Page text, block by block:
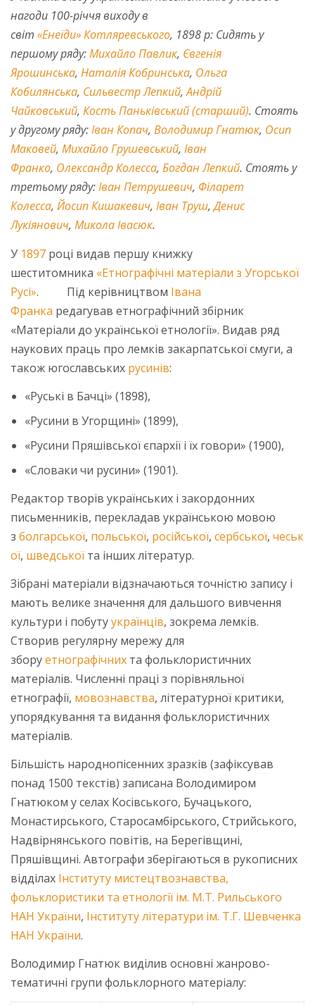
нагоди 100-річчя виходу в
світ «Енеїди»Котляревського, 1898 р: Сидять у
першому ряду:Михайло Павлик, Євгенія
Ярошинська, Наталія Кобринська, Ольга
Кобилянська, Сильвестр Лепкий, Андрій
Чайковський, Кость Паньківський (старший). Стоять
у другому ряду:Іван Копач, Володимир Гнатюк, Осип
Маковей, Михайло Грушевський, Іван
Франко, Олександр Колесса, Богдан Лепкий. Стоять у
третьому ряду:Іван Петрушевич, Філарет
Колесса, Йосип Кишакевич, Іван Труш, Денис
Лукіянович, Микола Івасюк.
У 1897 році видав першу книжку
шеститомника «Етнографічні матеріали з Угорської
Русі». Під керівництвом Івана
Франка редагував етнографічний збірник
«Матеріали до української етнології». Видав ряд
наукових праць про лемків закарпатської смуги, а
також югославських русинів:
«Руські в Бачці» (1898),
«Русини в Угорщині» (1899),
«Русини Пряшівської єпархії і їх говори» (1900),
«Словаки чи русини» (1901).
Редактор творів українських і закордонних
письменників, перекладав українською мовою
з болгарської, польської, російської, сербської, чеськ
ої, шведської та інших літератур.
Зібрані матеріали відзначаються точністю запису і
мають велике значення для дальшого вивчення
культури і побутуукраїнців, зокрема лемків.
Створив регулярну мережу для
зборуетнографічних та фольклористичних
матеріалів. Численні праці з порівняльної
етнографії, мовознавства, літературної критики,
упорядкування та видання фольклористичних
матеріалів.
Більшість народнопісенних зразків (зафіксував
понад 1500 текстів) записана Володимиром
Гнатюком у селах Косівського, Бучацького,
Монастирського, Старосамбірського, Стрийського,
Надвірнянського повітів, на Берегівщині,
Пряшівщині. Автографи зберігаються в рукописних
відділах Інституту мистецтвознавства,
фольклористики та етнології ім. М.Т. Рильського
НАН України, Інституту літератури ім. Т.Г. Шевченка
НАН України.
Володимир Гнатюк виділив основні жанрово-
тематичні групи фольклорного матеріалу: